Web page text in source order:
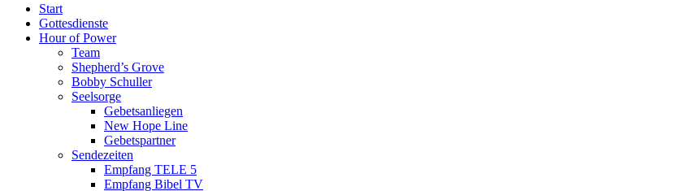
Start
Gottesdienste
Hour of Power
Team
Shepherd’s Grove
Bobby Schuller
Seelsorge
Gebetsanliegen
New Hope Line
Gebetspartner
Sendezeiten
Empfang TELE 5
Empfang Bibel TV